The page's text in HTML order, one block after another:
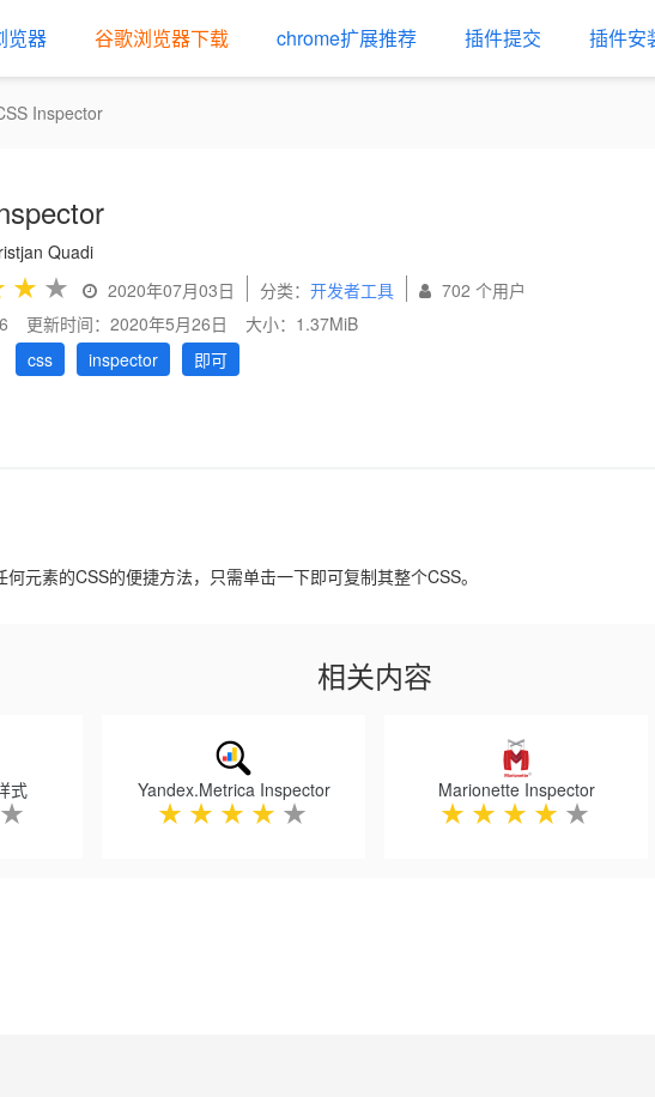
览器 谷歌浏览器下载 chrome扩展推荐 插件提交 插件安
Inspector
Quadi
★ ★ 2020年07月03日 分类： 开发者工具
702 个用户
更新时间：2020年5月26日
大小：1.37MiB
css inspector 即可
元素的CSS的便捷方法，只需单击一下即可复制其整个CSS。
相关内容
式
★
Yandex.Metrica Inspector
★ ★ ★ ★ ★
Marionette Inspector
★ ★ ★ ★ ★